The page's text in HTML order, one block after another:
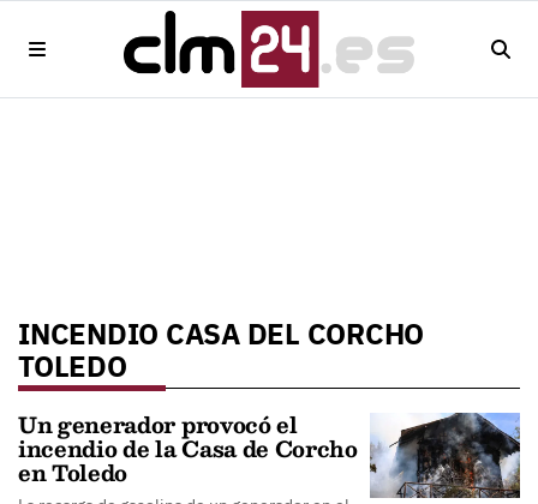
INCENDIO CASA DEL CORCHO
TOLEDO
Un generador provocó el
incendio de la Casa de Corcho
en Toledo